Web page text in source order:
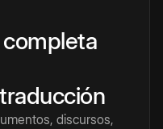
discursos,